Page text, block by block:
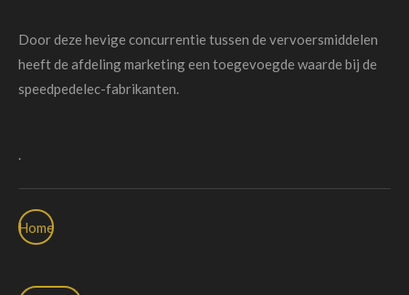
Door deze hevige concurrentie tussen de vervoersmiddelen
heeft de afdeling marketing een toegevoegde waarde bij de
speedpedelec-fabrikanten.
.
Home